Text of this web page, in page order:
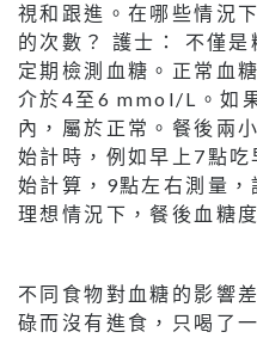
視和跟進。在哪些情況
的次數？ 護士： 不僅
定期檢測血糖。正常血
介於4至6 mmol/L。如
內，屬於正常。餐後兩
始計時，例如早上7點
始計算，9點左右測量
理想情況下，餐後血糖
不同食物對血糖的影響
碌而沒有進食，只喝了